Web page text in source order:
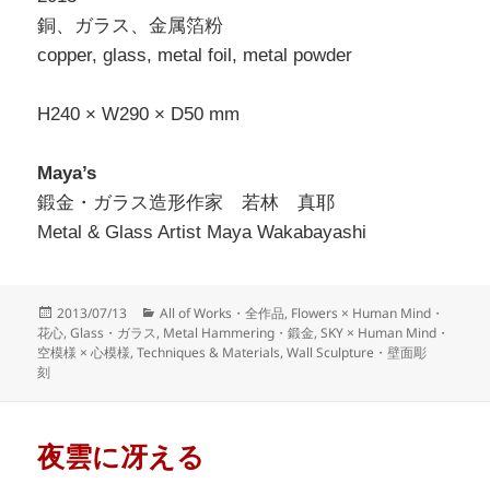
銅、ガラス、金属箔粉
copper, glass, metal foil, metal powder
H240 × W290 × D50 mm
Maya’s
鍛金・ガラス造形作家 若林 真耶
Metal & Glass Artist Maya Wakabayashi
Posted
on
2013/07/13 Categories
All of Works・全作品, Flowers × Human Mind・
花心,Glass・ガラス, Metal Hammering・鍛金,SKY × Human Mind・
空模様 × 心模様,Techniques & Materials,Wall Sculpture・壁面彫
刻
夜雲に冴える